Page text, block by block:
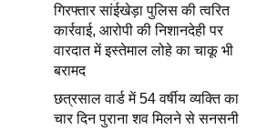
गिरफ्तार सांईखेड़ा पुलिस की त्वरित
कार्रवाई, आरोपी की निशानदेही पर
वारदात में इस्तेमाल लोहे का चाकू भी
बरामद
छत्रसाल वार्ड में 54 वर्षीय व्यक्ति का
चार दिन पुराना शव मिलने से सनसनी